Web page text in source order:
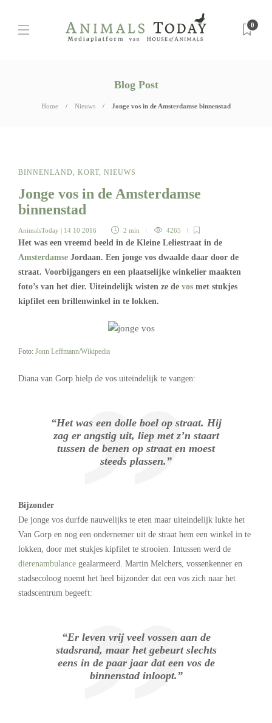
0
Blog Post
Home Nieuws Jonge vos in de Amsterdamse binnenstad
BINNENLAND, KORT, NIEUWS
Jonge vos in de Amsterdamse
binnenstad
AnimalsToday | 14 10 2016 2 min 4265
Het was een vreemd beeld in de Kleine Leliestraat in de
Amsterdamse Jordaan. Een jonge vos dwaalde daar door de
straat. Voorbijgangers en een plaatselijke winkelier maakten
foto’s van het dier. Uiteindelijk wisten ze de vos met stukjes
kipfilet een brillenwinkel in te lokken.
Foto: Jonn Leffmann/Wikipedia
Diana van Gorp hielp de vos uiteindelijk te vangen:
“Het was een dolle boel op straat. Hij
zag er angstig uit, liep met z’n staart
tussen de benen op straat en moest
steeds plassen.”
Bijzonder
De jonge vos durfde nauwelijks te eten maar uiteindelijk lukte het
Van Gorp en nog een ondernemer uit de straat hem een winkel in te
lokken, door met stukjes kipfilet te strooien. Intussen werd de
dierenambulance gealarmeerd. Martin Melchers, vossenkenner en
stadsecoloog noemt het heel bijzonder dat een vos zich naar het
stadscentrum begeeft:
“Er leven vrij veel vossen aan de
stadsrand, maar het gebeurt slechts
eens in de paar jaar dat een vos de
binnenstad inloopt.”